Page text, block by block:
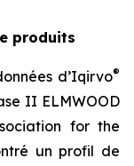
produits
d’Iqirvo®
II ELMWOOD
for the
un profil de